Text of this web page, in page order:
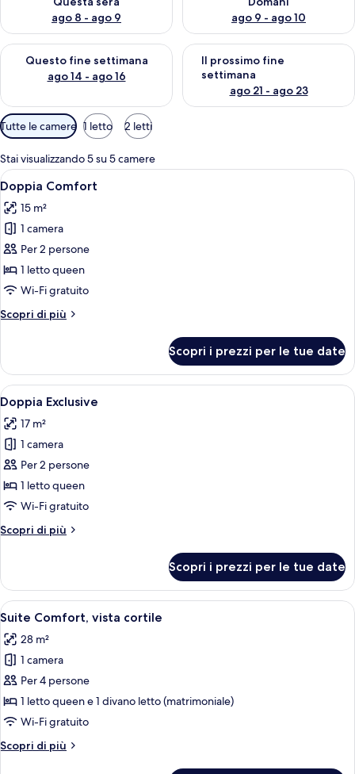
i
v
t
ago 8 - ago 9
ago 9 - ago 10
Questo fine settimana
ago 14 - ago 16
Verifica la disponibilità per questo fine settimana, ago 14 -
Il prossimo fine
settimana
ago 21 - ago 23
Verifica la disponibilità per il
Filtri
disponibili
per
le
camere
Tutte le camere 1 letto 2 letti
Stai visualizzando 5 su 5 camere
Apri
tutte
le
foto
per
Doppia
Comfort
Una camera d'albergo con un letto,
33
Doppia Comfort
15 m²
1 camera
Per 2 persone
1 letto queen
Wi-Fi gratuito
Scopri di più
Altri
Comfort
Scopri i prezzi per le tue date
Apri
tutte
le
foto
per
Doppia
Exclusive
Una camera d'albergo con un letto,
21
Doppia Exclusive
17 m²
1 camera
Per 2 persone
1 letto queen
Wi-Fi gratuito
Scopri di più
Altri
Exclusive
Scopri i prezzi per le tue date
Apri
tutte
le
foto
per
Suite
Comfort,
cortile
Una camera d'albergo moderna con
8
Suite Comfort, vista cortile
28 m²
1 camera
Per 4 persone
1 letto queen e 1 divano letto (matrimoniale)
Wi-Fi gratuito
Scopri di più
Altri